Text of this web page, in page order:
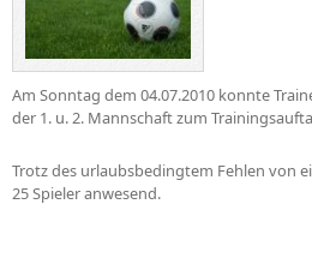
Am Sonntag dem 04.07.2010 konnte
der 1. u. 2. Mannschaft zum
Trotz des urlaubsbedingtem Fehlen von
25 Spieler anwesend.